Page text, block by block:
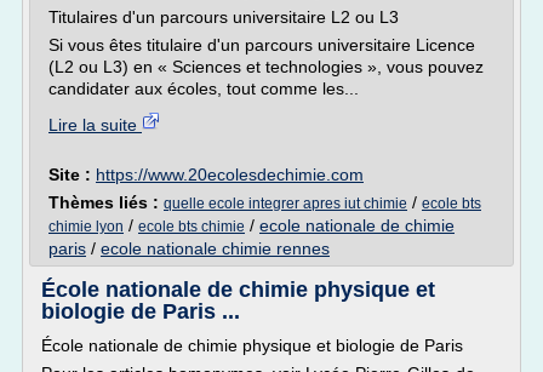
Titulaires d'un parcours universitaire L2 ou L3
Si vous êtes titulaire d'un parcours universitaire Licence
(L2 ou L3) en « Sciences et technologies », vous pouvez
candidater aux écoles, tout comme les...
Lire la suite
Site : https://www.20ecolesdechimie.com
Thèmes liés : quelle ecole integrer apres iut chimie / ecole bts
chimie lyon / ecole bts chimie / ecole nationale de chimie
paris / ecole nationale chimie rennes
École nationale de chimie physique et
biologie de Paris ...
École nationale de chimie physique et biologie de Paris